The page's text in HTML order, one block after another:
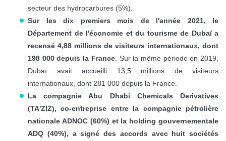
secteur des hydrocarbures (5%).
Sur les dix premiers mois de l'année 2021, le
Département de l'économie et du tourisme de Dubaï a
recensé 4,88 millions de visiteurs internationaux, dont
198 000 depuis la France. Sur la même période en 2019,
Dubaï avait accueilli 13,5 millions de visiteurs
internationaux, dont 281 000 depuis la France.
La compagnie Abu Dhabi Chemicals Derivatives
(TA'ZIZ), co-entreprise entre la compagnie pétrolière
nationale ADNOC (60%) et la holding gouvernementale
ADQ (40%), a signé des accords avec huit sociétés